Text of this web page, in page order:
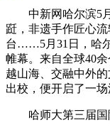
中新网哈尔滨5月
跹，非遗手作匠心
台……5月31日，哈
帷幕。来自全球40
越山海、交融中外
出校，便开启了一场
哈师大第三届